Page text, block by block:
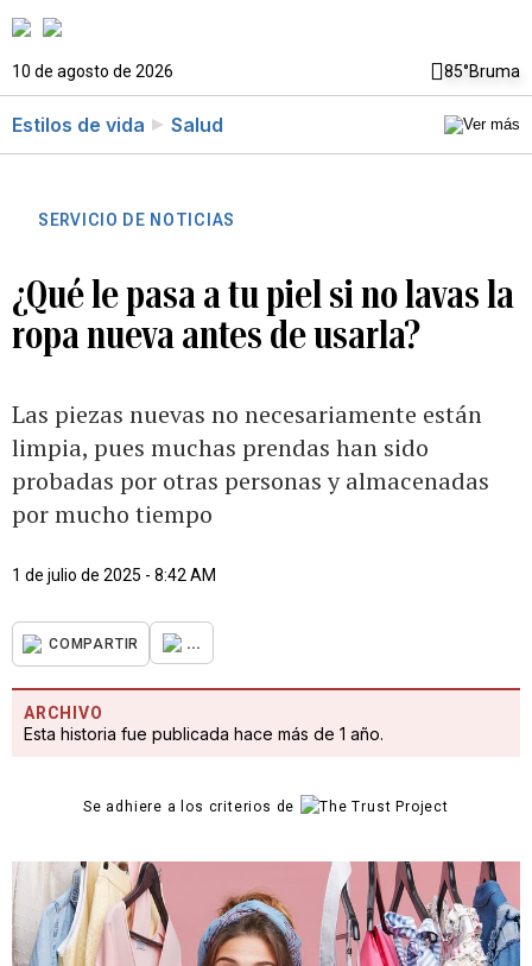
10 de agosto de 2026 85°Bruma
Estilos de vida Salud
SERVICIO DE NOTICIAS
¿Qué le pasa a tu piel si no lavas la
ropa nueva antes de usarla?
Las piezas nuevas no necesariamente están
limpia, pues muchas prendas han sido
probadas por otras personas y almacenadas
por mucho tiempo
1 de julio de 2025 - 8:42 AM
COMPARTIR ...
ARCHIVO
Esta historia fue publicada hace más de 1 año.
Se adhiere a los criterios de